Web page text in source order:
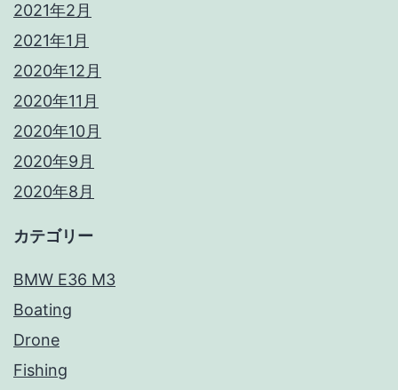
2021年2月
2021年1月
2020年12月
2020年11月
2020年10月
2020年9月
2020年8月
カテゴリー
BMW E36 M3
Boating
Drone
Fishing